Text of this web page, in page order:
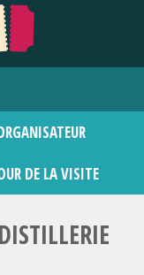
DE LA VISITE